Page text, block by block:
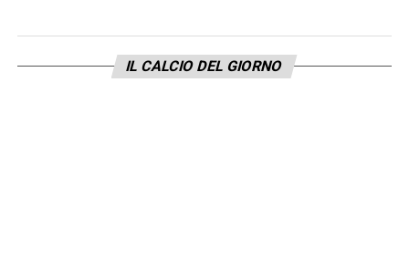
IL CALCIO DEL GIORNO